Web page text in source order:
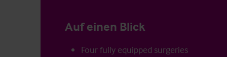
Auf einen Blick
Four fully equipped surgeries